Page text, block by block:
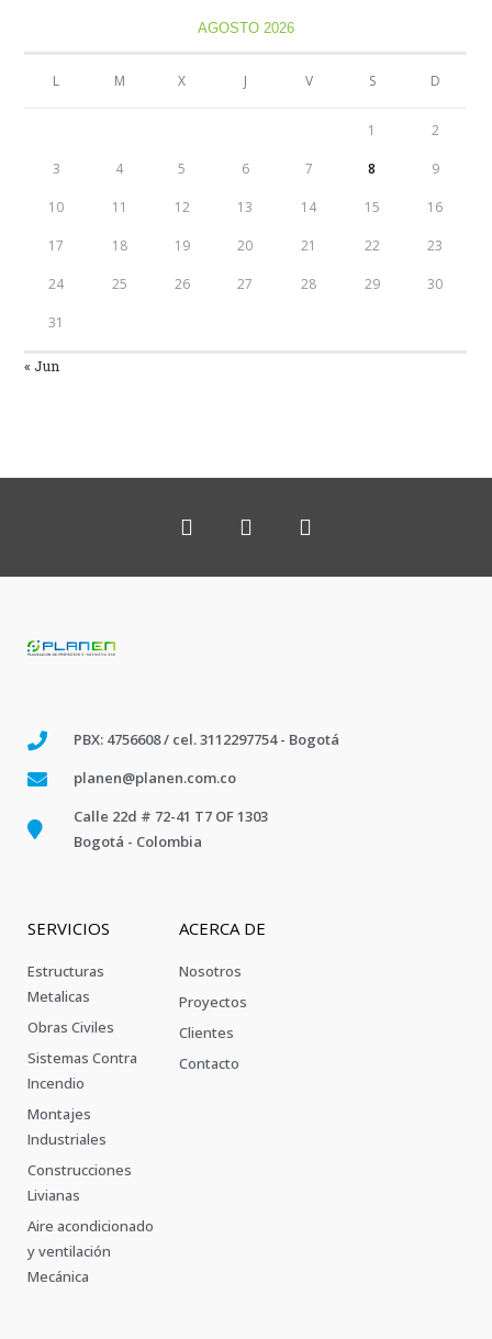
AGOSTO 2026
L M X J V S D
1 2
3 4 5 6 7 8 9
10 11 12 13 14 15 16
17 18 19 20 21 22 23
24 25 26 27 28 29 30
31
« Jun
PBX: 4756608 / cel. 3112297754 - Bogotá
planen@planen.com.co
Calle 22d # 72-41 T7 OF 1303
Bogotá - Colombia
SERVICIOS
Estructuras
Metalicas
Obras Civiles
Sistemas Contra
Incendio
Montajes
Industriales
Construcciones
Livianas
Aire acondicionado
y ventilación
Mecánica
ACERCA DE
Nosotros
Proyectos
Clientes
Contacto